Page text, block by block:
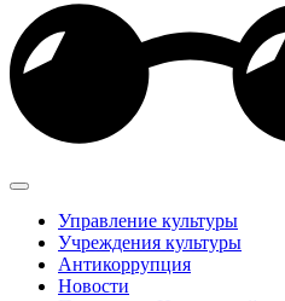
Управление культуры
Учреждения культуры
Антикоррупция
Новости